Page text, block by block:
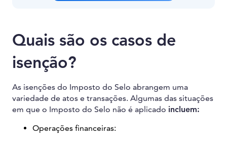
Quais são os casos de
isenção?
As isenções do Imposto do Selo abrangem uma
variedade de atos e transações. Algumas das situações
em que o Imposto do Selo não é aplicado incluem:
Operações financeiras: